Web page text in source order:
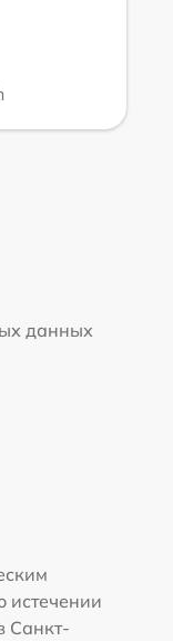
данных
истечении
Санкт-